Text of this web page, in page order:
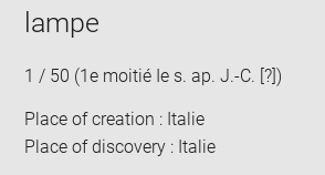
lampe
1 / 50 (1e moitié Ie s. ap. J.-C. [?])
Place of creation : Italie
Place of discovery : Italie